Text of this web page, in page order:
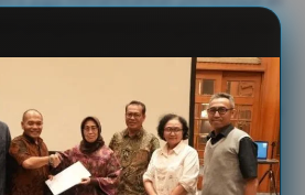
pengalamannya bergelut di dunia
kerja-kerja jurnalistik yang
tidak formal ternyata mampu
mahasiswa dapat bersaing secara
kerja kerasnya. Dalam artian